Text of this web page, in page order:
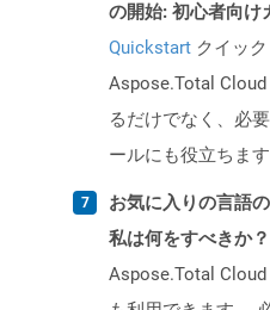
の開始: 初心者向け
Quickstart クイック
Aspose.Total
るだけでなく、必
ールにも役立ちます
お気に入りの言語
私は何をすべきか？
Aspose.Total